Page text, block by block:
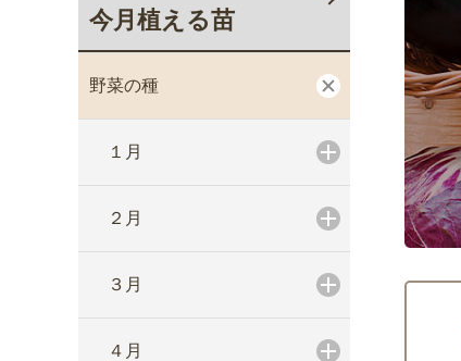
今月植える苗
野菜の種
１月
２月
３月
４月